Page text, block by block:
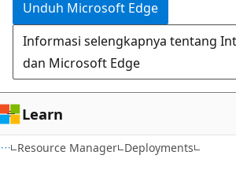
Unduh Microsoft Edge
Informasi selengkapnya tentang
dan Microsoft Edge
Learn
Resource Manager Deployments